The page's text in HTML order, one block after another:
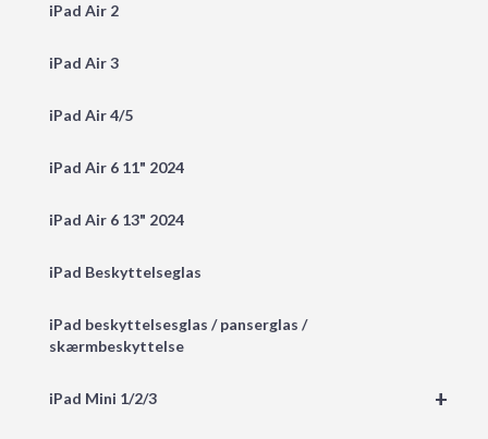
iPad Air 2
iPad Air 3
iPad Air 4/5
iPad Air 6 11" 2024
iPad Air 6 13" 2024
iPad Beskyttelseglas
iPad beskyttelsesglas / panserglas /
skærmbeskyttelse
+
iPad Mini 1/2/3